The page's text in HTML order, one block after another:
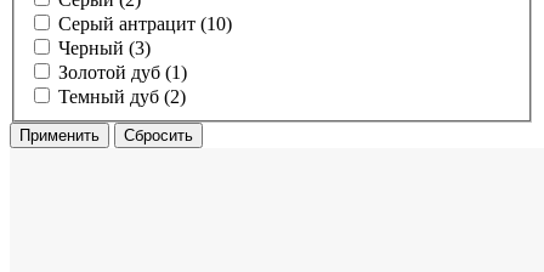
Серый антрацит (10)
Черный (3)
Золотой дуб (1)
Темный дуб (2)